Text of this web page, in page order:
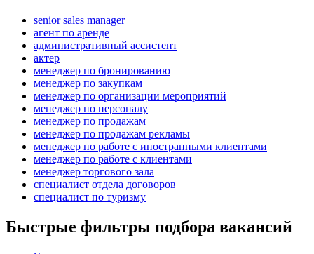
senior sales manager
агент по аренде
административный ассистент
актер
менеджер по бронированию
менеджер по закупкам
менеджер по организации мероприятий
менеджер по персоналу
менеджер по продажам
менеджер по продажам рекламы
менеджер по работе с иностранными клиентами
менеджер по работе с клиентами
менеджер торгового зала
специалист отдела договоров
специалист по туризму
Быстрые фильтры подбора вакансий